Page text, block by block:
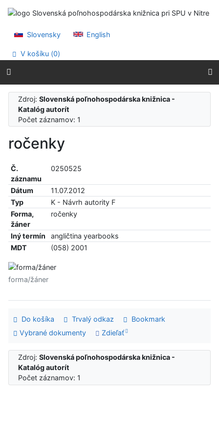
Prejsť na menu
Slovensky
English
V košíku (0)
Zdroj:Slovenská poľnohospodárska knižnica -
Katalóg autorít
Počet záznamov: 1
ročenky
Č.
záznamu
0250525
Dátum
11.07.2012
Typ
K - Návrh autority F
Forma,
žáner
ročenky
Iný termín
angličtina yearbooks
MDT
(058) 2001
forma/žáner
Do košíka Trvalý odkaz
Bookmark
Vybrané dokumenty
Zdieľať
Zdroj:Slovenská poľnohospodárska knižnica -
Katalóg autorít
Počet záznamov: 1